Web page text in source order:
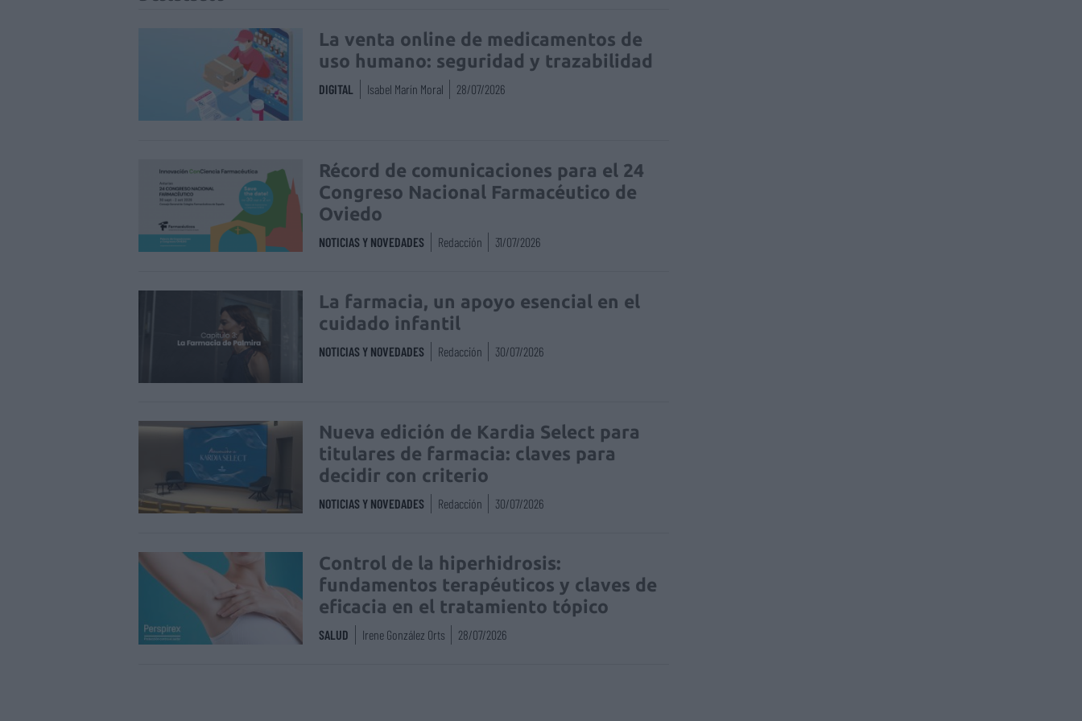
La venta online de medicamentos de
uso humano: seguridad y trazabilidad
DIGITAL Isabel Marín Moral 28/07/2026
Récord de comunicaciones para el 24
Congreso Nacional Farmacéutico de
Oviedo
NOTICIAS Y NOVEDADES Redacción 31/07/2026
La farmacia, un apoyo esencial en el
cuidado infantil
NOTICIAS Y NOVEDADES Redacción 30/07/2026
Nueva edición de Kardia Select para
titulares de farmacia: claves para
decidir con criterio
NOTICIAS Y NOVEDADES Redacción 30/07/2026
Control de la hiperhidrosis:
fundamentos terapéuticos y claves de
eficacia en el tratamiento tópico
SALUD Irene González Orts 28/07/2026